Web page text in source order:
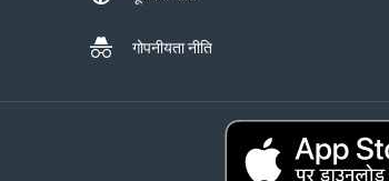
गोपनीयता नीति